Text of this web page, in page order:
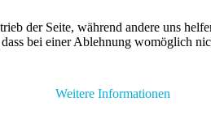
der Seite, während andere uns
bei einer Ablehnung womöglich
Weitere Informationen